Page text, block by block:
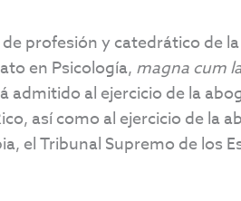
profesión y catedrático de
en Psicología, magna cum
admitido al ejercicio de la
así como al ejercicio de la
el Tribunal Supremo de los